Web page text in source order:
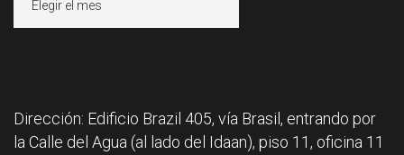
Dirección: Edificio Brazil 405, vía Brasil, entrando por
la Calle del Agua (al lado del Idaan), piso 11, oficina 11